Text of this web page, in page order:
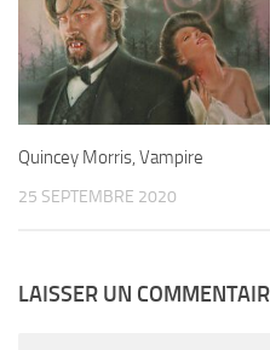
Quincey Morris, Vampire
25 SEPTEMBRE 2020
LAISSER UN